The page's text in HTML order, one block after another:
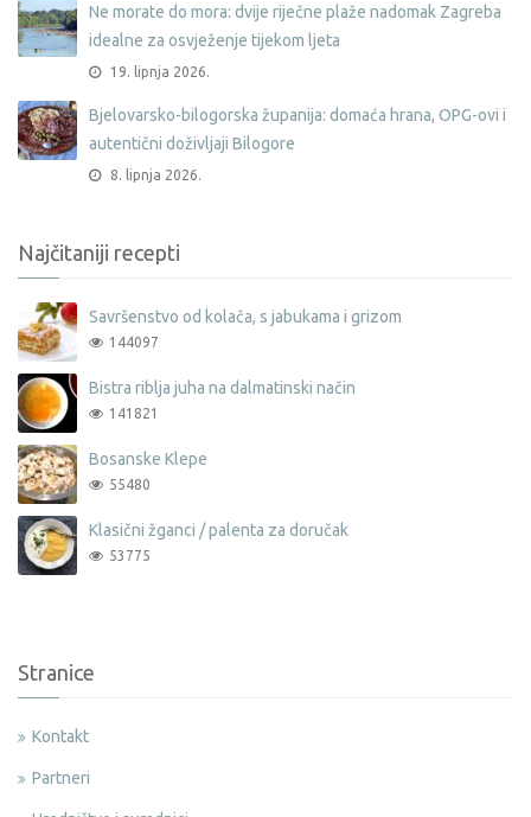
Ne morate do mora: dvije riječne plaže nadomak Zagreba
idealne za osvježenje tijekom ljeta
19. lipnja 2026.
Bjelovarsko-bilogorska županija: domaća hrana, OPG-ovi i
autentični doživljaji Bilogore
8. lipnja 2026.
Najčitaniji recepti
Savršenstvo od kolača, s jabukama i grizom
144097
Bistra riblja juha na dalmatinski način
141821
Bosanske Klepe
55480
Klasični žganci / palenta za doručak
53775
Stranice
Kontakt
Partneri